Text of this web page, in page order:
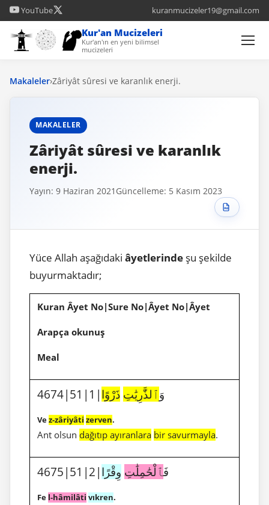
YouTube kuranmucizeler19@gmail.com
Kur'an Mucizeleri
Kur'an'ın en yeni bilimsel
mucizeleri
Makaleler›Zâriyât sûresi ve karanlık enerji.
MAKALELER
Zâriyât sûresi ve karanlık
enerji.
Yayın: 9 Haziran 2021 Güncelleme: 5 Kasım 2023
Yüce Allah aşağıdaki âyetlerinde şu şekilde
buyurmaktadır;
Kuran Âyet No|Sure No|Âyet No|Âyet
Arapça okunuş
Meal
4674|51|1|وَٱلذَّٰرِيَٰتِ ذَرْوًا
Vez-zâriyâti zerven.
Ant olsun dağıtıp ayıranlara bir savurmayla.
4675|51|2|فَٱلْحَٰمِلَٰتِ وِقْرًا
Fe l-hâmilâti vıkren.